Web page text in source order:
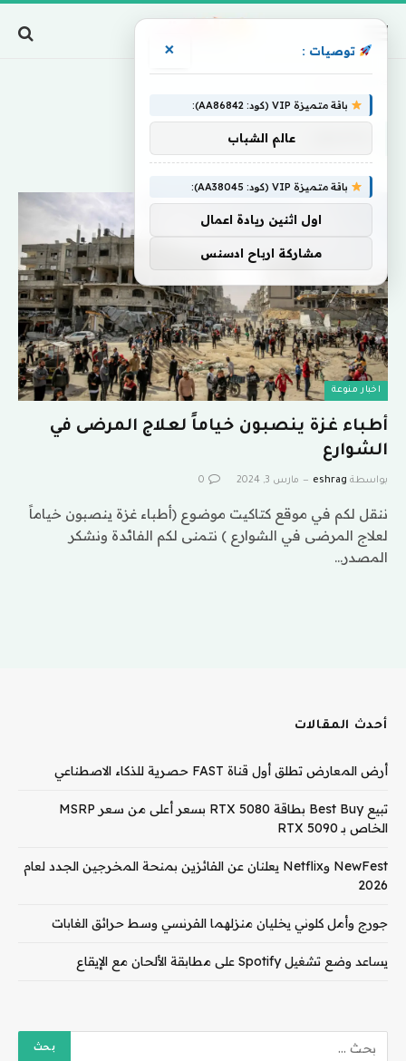
اخبار منوعة
أطباء غزة ينصبون خياماً لعلاج المرضى في
الشوارع
بواسطة eshrag مارس 3, 2024 0
ننقل لكم في موقع كتاكيت موضوع (أطباء غزة ينصبون خياماً
لعلاج المرضى في الشوارع ) نتمنى لكم الفائدة ونشكر
المصدر…
أحدث المقالات
أرض المعارض تطلق أول قناة FAST حصرية للذكاء الاصطناعي
تبيع Best Buy بطاقة RTX 5080 بسعر أعلى من سعر MSRP
الخاص بـ RTX 5090
NewFest وNetflix يعلنان عن الفائزين بمنحة المخرجين الجدد لعام
2026
جورج وأمل كلوني يخليان منزلهما الفرنسي وسط حرائق الغابات
يساعد وضع تشغيل Spotify على مطابقة الألحان مع الإيقاع
توصيات : ×
باقة متميزة VIP (كود: AA86842):
عالم الشباب
باقة متميزة VIP (كود: AA38045):
اول اثنين ريادة اعمال
مشاركة ارباح ادسنس